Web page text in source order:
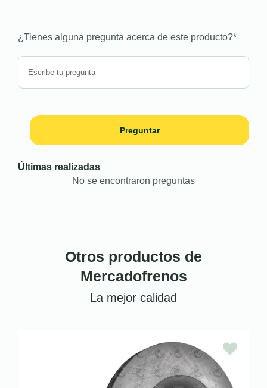
¿Tienes alguna pregunta acerca de este producto?*
Preguntar
Últimas realizadas
No se encontraron preguntas
Otros productos de
Mercadofrenos
La mejor calidad